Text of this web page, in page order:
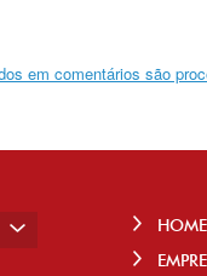
em comentários são
HOME